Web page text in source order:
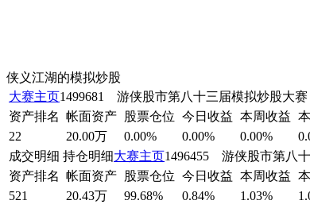
侠义江湖的模拟炒股
大赛主页1499681 游侠股市第八十三届模拟炒股大赛
资产排名 帐面资产 股票仓位 今日收益 本周收益
22
20.00万 0.00% 0.00% 0.00%
成交明细 持仓明细大赛主页1496455 游侠股市第八
资产排名 帐面资产 股票仓位 今日收益 本周收益
521
20.43万 99.68% 0.84% 1.03%